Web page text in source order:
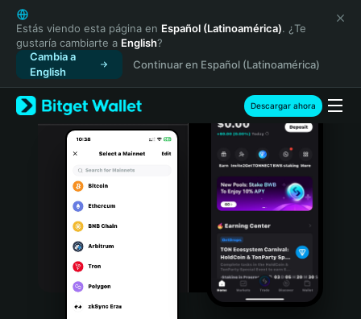
English
日本語
Tiếng Việt
Русский
Español (Latinoamérica)
Türkçe
Italiano
Português (Portugal)
Bahasa Indonesia
Estás viendo esta página en Español (Latinoamérica). ¿Te
gustaría cambiarte a English?
Cambia a
English
Continuar en Español (Latinoamérica)
Descargar ahora